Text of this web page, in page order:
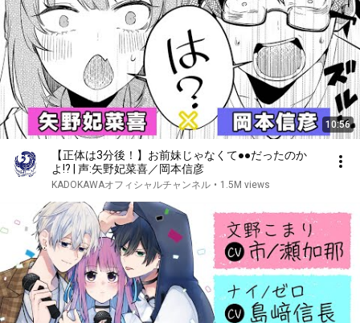
10:56
【正体は3分後！】お前妹じゃなくて●●だったのか
よ!? | 声:矢野妃菜喜／岡本信彦
KADOKAWAオフィシャルチャンネル • 1.5M views